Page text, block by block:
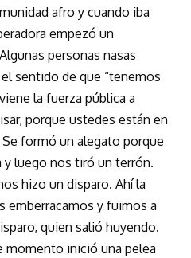
afro y cuando iba
empezó un
personas nasas
sentido de que “tenemos
la fuerza pública a
porque ustedes están en
formó un alegato porque
y luego nos tiró un terrón.
hizo un disparo. Ahí la
emberracamos y fuimos a
quien salió huyendo.
momento inició una pelea